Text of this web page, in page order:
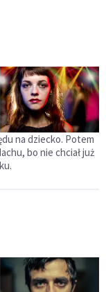
na dziecko. Potem
bo nie chciał już